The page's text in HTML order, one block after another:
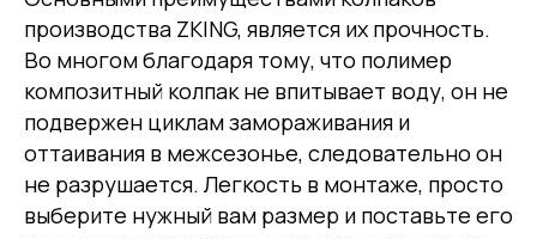
производства ZKING, является их прочность.
Во многом благодаря тому, что полимер
композитный колпак не впитывает воду, он не
подвержен циклам замораживания и
оттаивания в межсезонье, следовательно он
не разрушается. Легкость в монтаже, просто
выберите нужный вам размер и поставьте его